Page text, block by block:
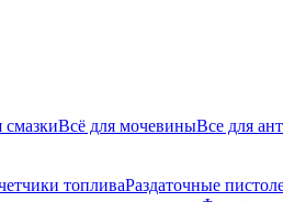
смазкиВсё для мочевиныВсе для
топливаРаздаточные